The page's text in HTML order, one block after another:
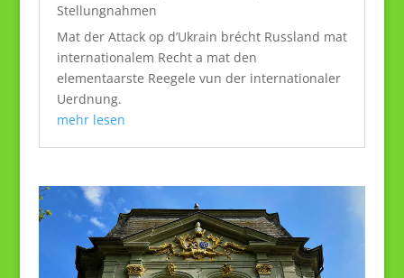
Stellungnahmen
Mat der Attack op d’Ukrain brécht Russland mat
internationalem Recht a mat den
elementaarste Reegele vun der internationaler
Uerdnung.
mehr lesen